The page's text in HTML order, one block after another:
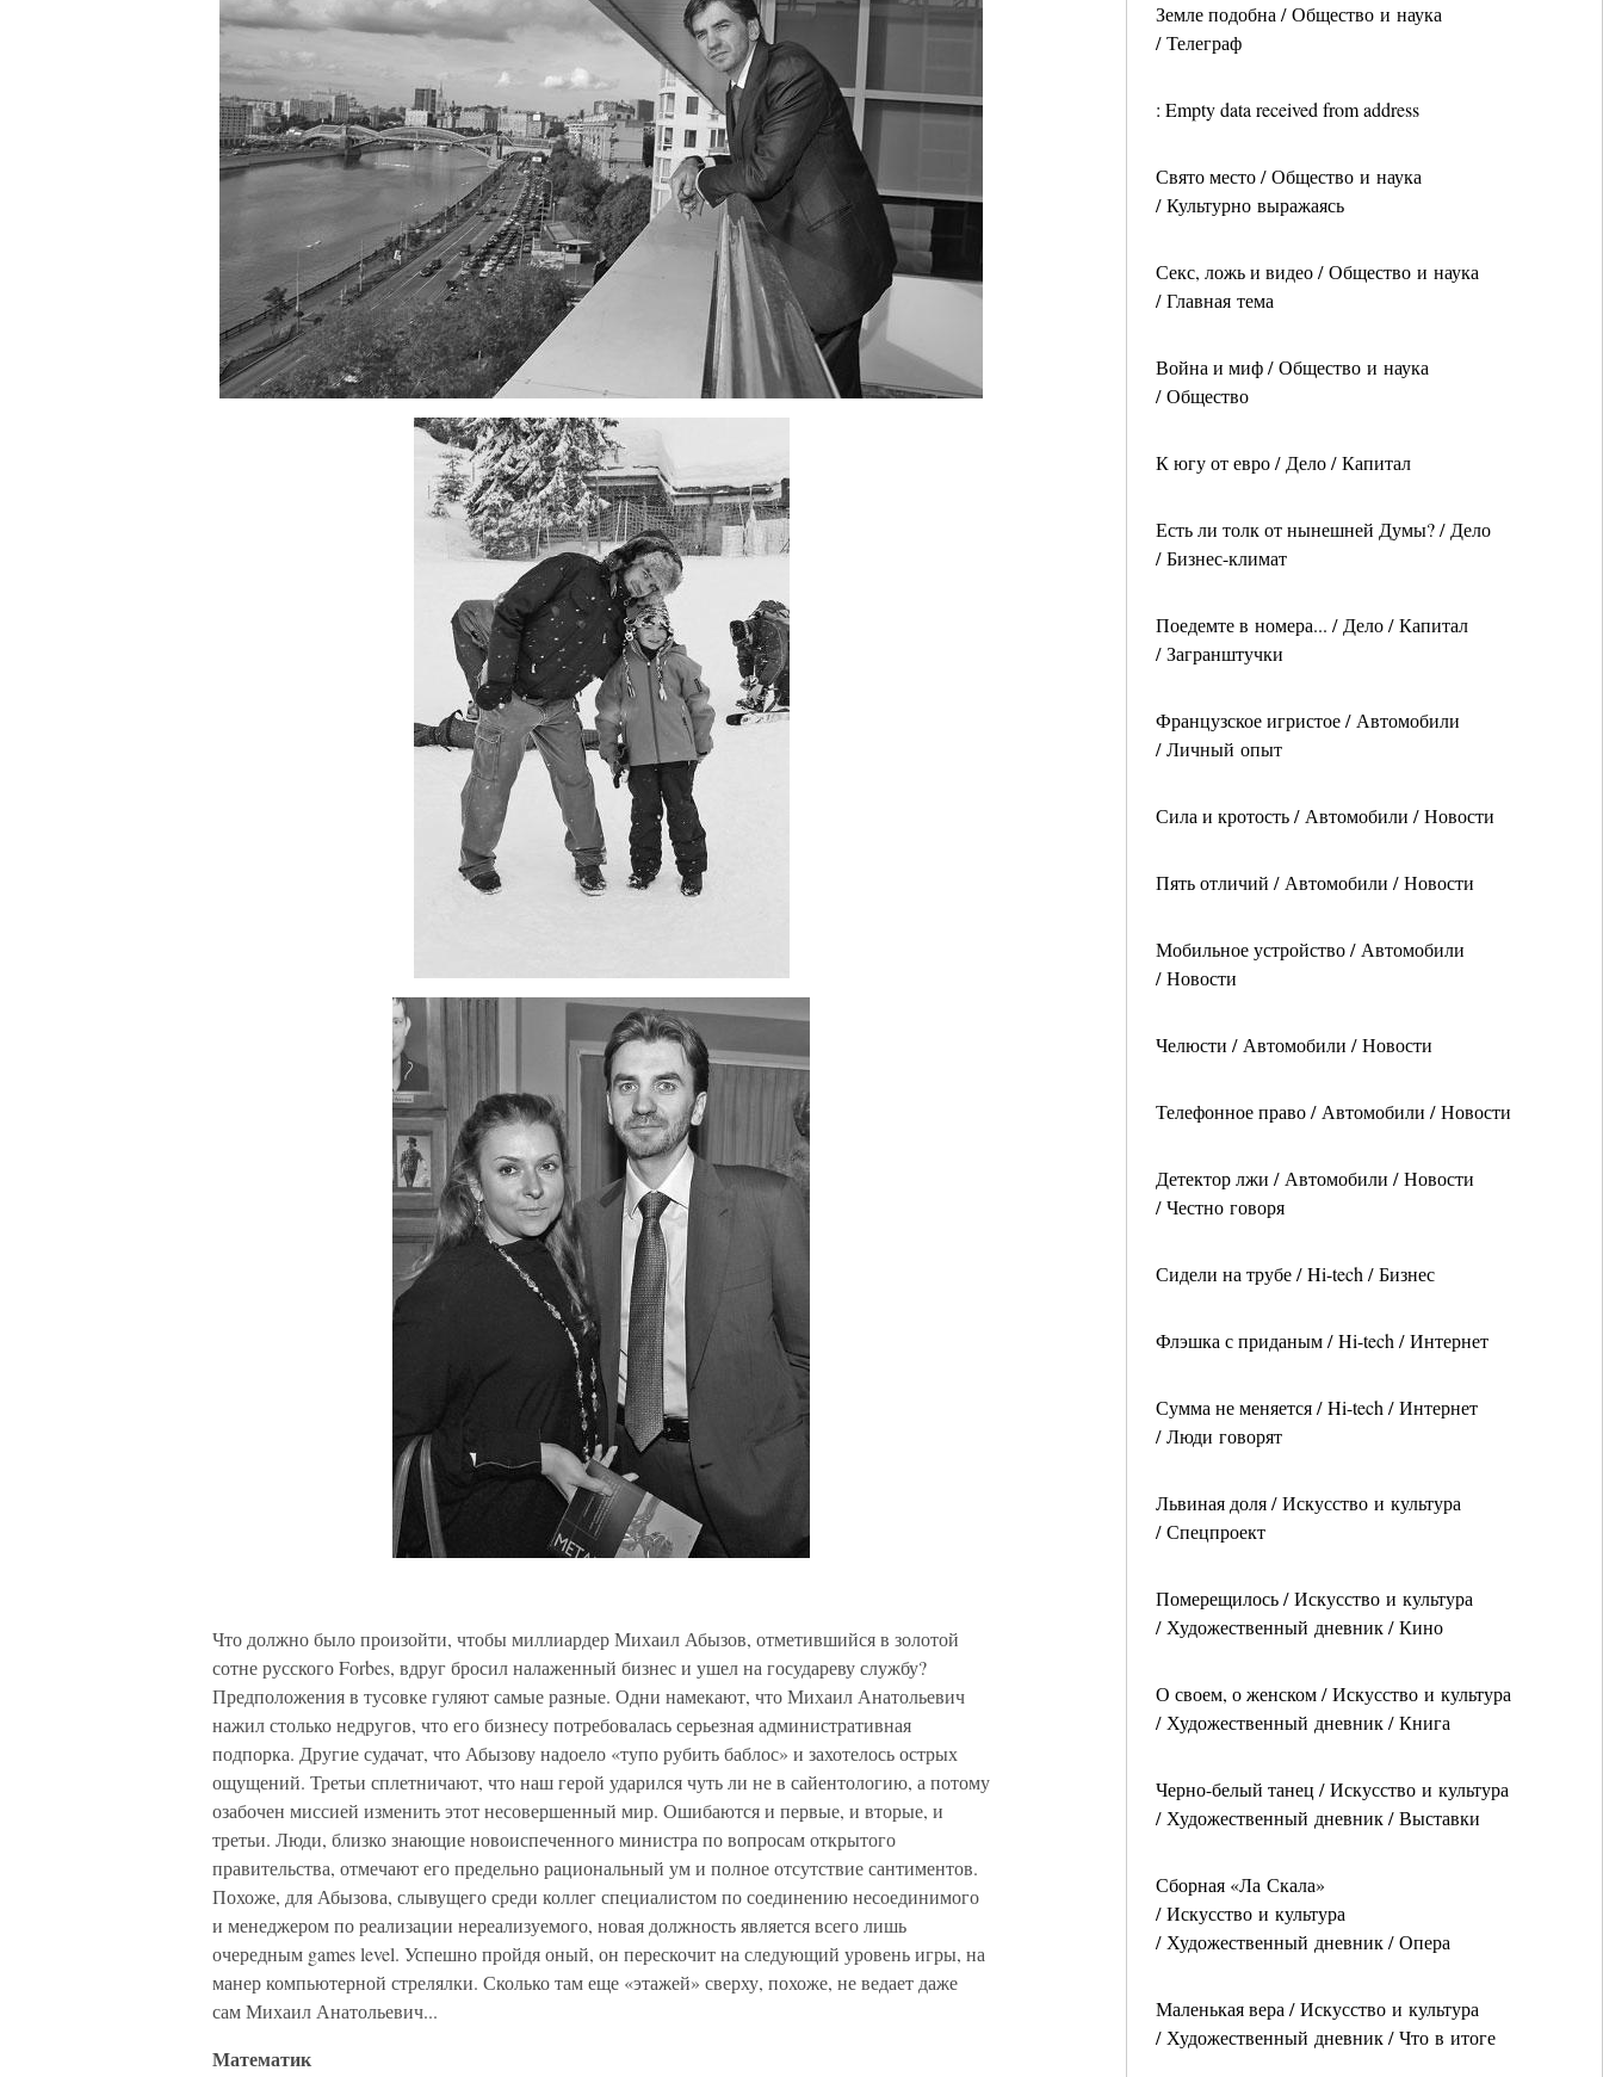
Земле подобна / Общество и наука
/ Телеграф
: Empty data received from address
Свято место / Общество и наука
/ Культурно выражаясь
Секс, ложь и видео / Общество и наука
/ Главная тема
Война и миф / Общество и наука
/ Общество
К югу от евро / Дело / Капитал
Есть ли толк от нынешней Думы? / Дело
/ Бизнес-климат
Поедемте в номера... / Дело / Капитал
/ Загранштучки
Французское игристое / Автомобили
/ Личный опыт
Сила и кротость / Автомобили / Новости
Пять отличий / Автомобили / Новости
Мобильное устройство / Автомобили
/ Новости
Челюсти / Автомобили / Новости
Телефонное право / Автомобили / Новости
Детектор лжи / Автомобили / Новости
/ Честно говоря
Сидели на трубе / Hi-tech / Бизнес
Флэшка с приданым / Hi-tech / Интернет
Сумма не меняется / Hi-tech / Интернет
/ Люди говорят
Львиная доля / Искусство и культура
/ Спецпроект
Померещилось / Искусство и культура
/ Художественный дневник / Кино
О своем, о женском / Искусство и культура
/ Художественный дневник / Книга
Черно-белый танец / Искусство и культура
/ Художественный дневник / Выставки
Сборная «Ла Скала»
/ Искусство и культура
/ Художественный дневник / Опера
Маленькая вера / Искусство и культура
/ Художественный дневник / Что в итоге
Что должно было произойти, чтобы миллиардер Михаил Абызов, отметившийся в золотой
сотне русского Forbes, вдруг бросил налаженный бизнес и ушел на государеву службу?
Предположения в тусовке гуляют самые разные. Одни намекают, что Михаил Анатольевич
нажил столько недругов, что его бизнесу потребовалась серьезная административная
подпорка. Другие судачат, что Абызову надоело «тупо рубить баблос» и захотелось острых
ощущений. Третьи сплетничают, что наш герой ударился чуть ли не в сайентологию, а потому
озабочен миссией изменить этот несовершенный мир. Ошибаются и первые, и вторые, и
третьи. Люди, близко знающие новоиспеченного министра по вопросам открытого
правительства, отмечают его предельно рациональный ум и полное отсутствие сантиментов.
Похоже, для Абызова, слывущего среди коллег специалистом по соединению несоединимого
и менеджером по реализации нереализуемого, новая должность является всего лишь
очередным games level. Успешно пройдя оный, он перескочит на следующий уровень игры, на
манер компьютерной стрелялки. Сколько там еще «этажей» сверху, похоже, не ведает даже
сам Михаил Анатольевич...
Математик